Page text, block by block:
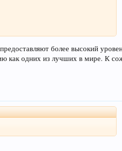
более высокий
как одних из лучших в мире. К